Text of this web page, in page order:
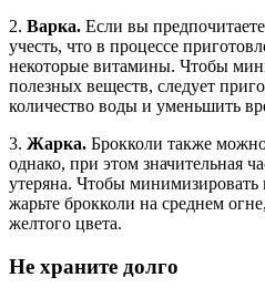
2. Варка. Если вы
учесть, что в процессе
некоторые витамины. Чтобы
полезных веществ, следует
количество воды и уменьшить
3. Жарка. Брокколи также
однако, при этом значительная
утеряна. Чтобы
жарьте брокколи на среднем
желтого цвета.
Не храните долго